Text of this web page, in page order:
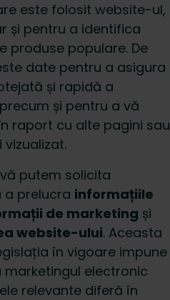
este folosit website-ul,
și pentru a identifica
produse populare. De
date pentru a asigura
și rapidă a
și pentru a vă
raport cu alte pagini sau
putem solicita
prelucra informațiile
de marketing și
website-ului. Aceasta
în vigoare impune
electronic
relevante diferă în